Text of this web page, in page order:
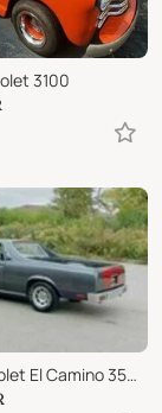
3100
1981 Chevrolet El Camino 350cid AUTO GREAT DRIVER!